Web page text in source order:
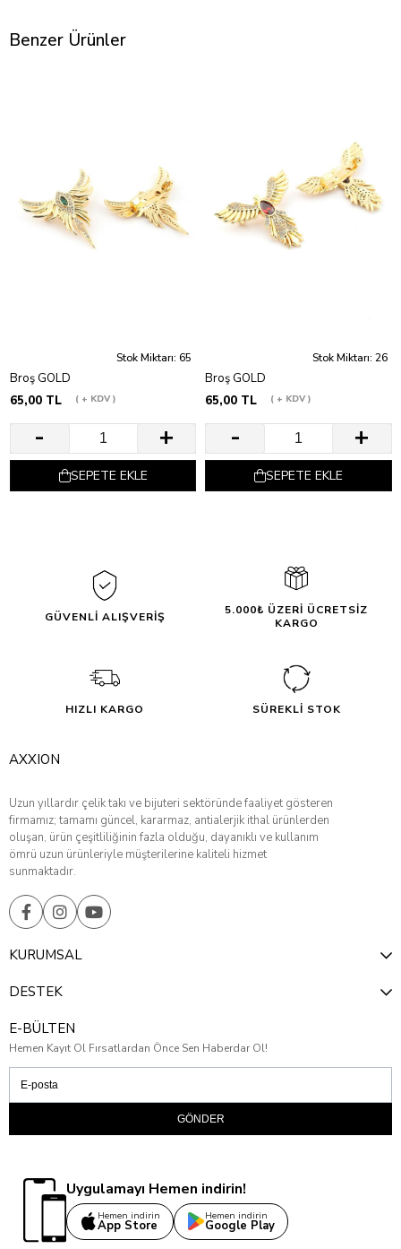
Benzer Ürünler
Stok Miktarı: 65
Broş GOLD
65,00 TL
+ KDV
SEPETE EKLE
Stok Miktarı: 26
Broş GOLD
65,00 TL
+ KDV
SEPETE EKLE
GÜVENLİ ALIŞVERİŞ
5.000₺ ÜZERİ ÜCRETSİZ
KARGO
HIZLI KARGO SÜREKLİ STOK
AXXION
Uzun yıllardır çelik takı ve bijuteri sektöründe faaliyet gösteren
firmamız; tamamı güncel, kararmaz, antialerjik ithal ürünlerden
oluşan, ürün çeşitliliğinin fazla olduğu, dayanıklı ve kullanım
ömrü uzun ürünleriyle müşterilerine kaliteli hizmet
sunmaktadır.
KURUMSAL
DESTEK
E-BÜLTEN
Hemen Kayıt Ol Fırsatlardan Önce Sen Haberdar Ol!
GÖNDER
Uygulamayı Hemen indirin!
Hemen indirin
App Store
Hemen indirin
Google Play